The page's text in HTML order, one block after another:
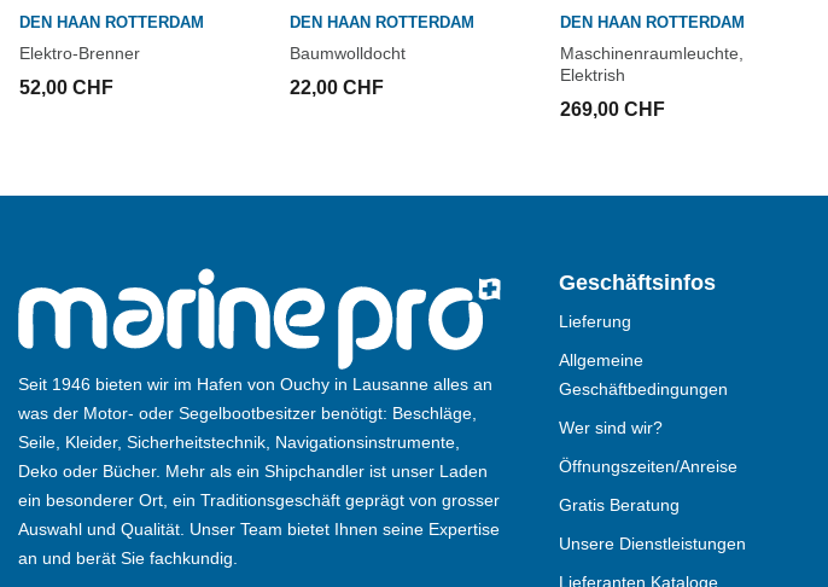
DEN HAAN ROTTERDAM
Elektro-Brenner
52,00 CHF
DEN HAAN ROTTERDAM
Baumwolldocht
22,00 CHF
DEN HAAN ROTTERDAM
Maschinenraumleuchte,
Elektrish
269,00 CHF
Seit 1946 bieten wir im Hafen von Ouchy in Lausanne alles an
was der Motor- oder Segelbootbesitzer benötigt: Beschläge,
Seile, Kleider, Sicherheitstechnik, Navigationsinstrumente,
Deko oder Bücher. Mehr als ein Shipchandler ist unser Laden
ein besonderer Ort, ein Traditionsgeschäft geprägt von grosser
Auswahl und Qualität. Unser Team bietet Ihnen seine Expertise
an und berät Sie fachkundig.
Geschäftsinfos
Lieferung
Allgemeine
Geschäftbedingungen
Wer sind wir?
Öffnungszeiten/Anreise
Gratis Beratung
Unsere Dienstleistungen
Lieferanten Kataloge